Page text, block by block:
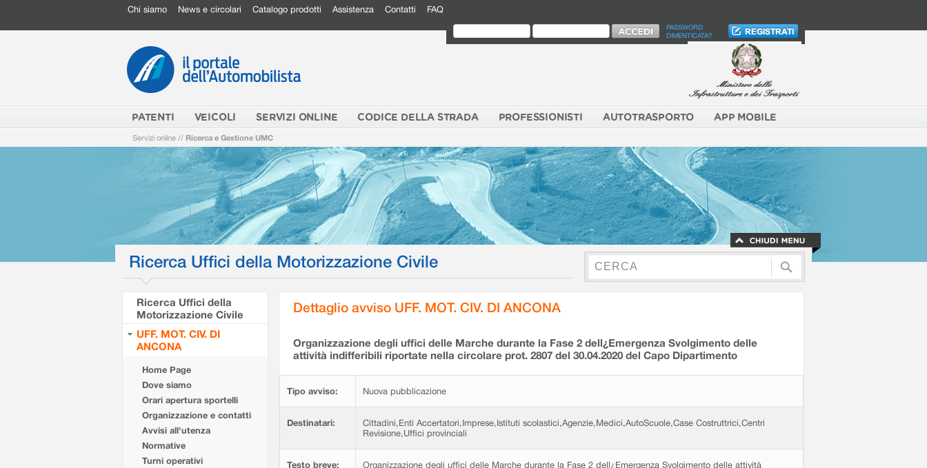
Chi siamo News e circolari Catalogo prodotti Assistenza Contatti FAQ
PASSWORD
DIMENTICATA?
PATENTI VEICOLI SERVIZI ONLINE CODICE DELLA STRADA PROFESSIONISTI AUTOTRASPORTO APP MOBILE
Servizi online // Ricerca e Gestione UMC
Ricerca Uffici della Motorizzazione Civile
Ricerca Uffici della
Motorizzazione Civile
UFF. MOT. CIV. DI
ANCONA
Home Page
Dove siamo
Orari apertura sportelli
Organizzazione e contatti
Avvisi all'utenza
Normative
Turni operativi
Dettaglio avviso UFF. MOT. CIV. DI ANCONA
Organizzazione degli uffici delle Marche durante la Fase 2 dell¿Emergenza Svolgimento delle
attività indifferibili riportate nella circolare prot. 2807 del 30.04.2020 del Capo Dipartimento
Tipo avviso: Nuova pubblicazione
Destinatari:
Cittadini,Enti Accertatori,Imprese,Istituti scolastici,Agenzie,Medici,AutoScuole,Case Costruttrici,Centri
Revisione,Uffici provinciali
Testo breve:
Organizzazione degli uffici delle Marche durante la Fase 2 dell¿Emergenza Svolgimento delle attività